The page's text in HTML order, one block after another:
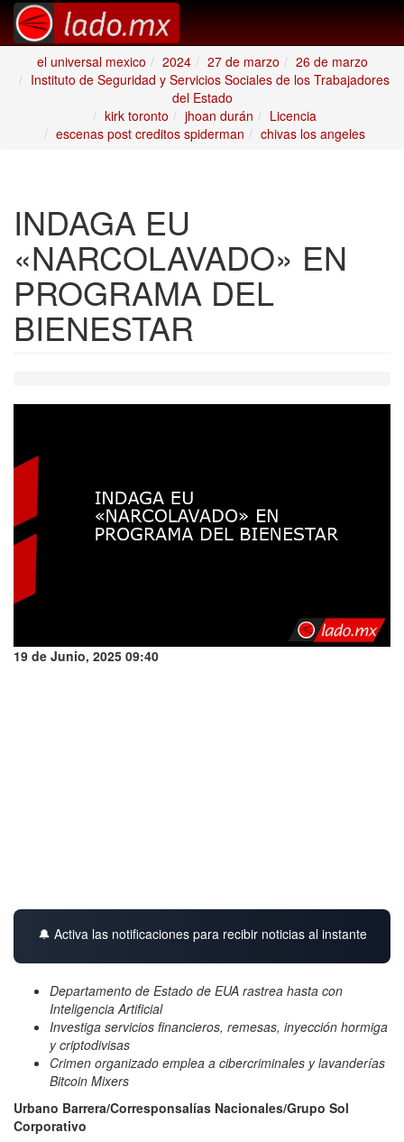
el universal mexico 2024 27 de marzo
26 de marzo
Instituto de Seguridad y Servicios Sociales de los Trabajadores
del Estado
kirk toronto
jhoan durán
Licencia
escenas post creditos spiderman
chivas los angeles
INDAGA EU
«NARCOLAVADO» EN
PROGRAMA DEL
BIENESTAR
19 de Junio, 2025 09:40
🔔 Activa las notificaciones para recibir noticias al instante
Departamento de Estado de EUA rastrea hasta con
Inteligencia Artificial
Investiga servicios financieros, remesas, inyección hormiga
y criptodivisas
Crimen organizado emplea a cibercriminales y lavanderías
Bitcoin Mixers
Urbano Barrera/Corresponsalías Nacionales/Grupo Sol
Corporativo